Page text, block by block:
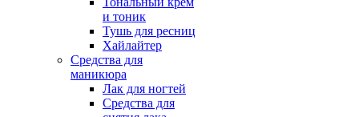
и тоник
Тушь для ресниц
Хайлайтер
Средства для
маникюра
Лак для ногтей
Средства для